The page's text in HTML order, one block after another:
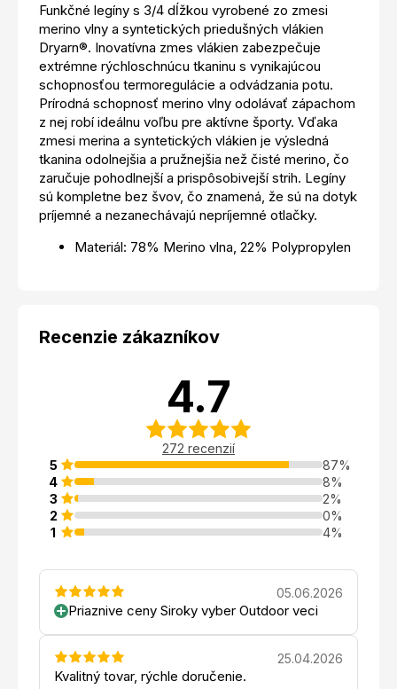
Funkčné legíny s 3/4 dĺžkou vyrobené zo zmesi
merino vlny a syntetických priedušných vlákien
Dryarn®. Inovatívna zmes vlákien zabezpečuje
extrémne rýchloschnúcu tkaninu s vynikajúcou
schopnosťou termoregulácie a odvádzania potu.
Prírodná schopnosť merino vlny odolávať zápachom
z nej robí ideálnu voľbu pre aktívne športy. Vďaka
zmesi merina a syntetických vlákien je výsledná
tkanina odolnejšia a pružnejšia než čisté merino, čo
zaručuje pohodlnejší a prispôsobivejší strih. Legíny
sú kompletne bez švov, čo znamená, že sú na dotyk
príjemné a nezanechávajú nepríjemné otlačky.
Materiál: 78% Merino vlna, 22% Polypropylen
Recenzie zákazníkov
4.7
272 recenzií
5
87%
4
8%
3
2%
2
0%
1
4%
05.06.2026
Priaznive ceny Siroky vyber Outdoor veci
25.04.2026
Kvalitný tovar, rýchle doručenie.